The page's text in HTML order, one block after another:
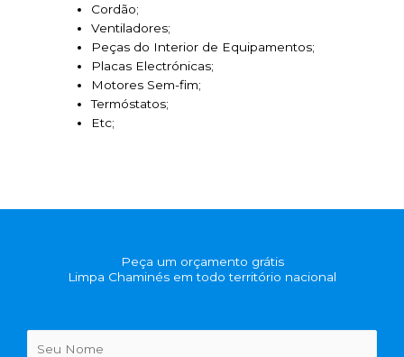
Cordão;
Ventiladores;
Peças do Interior de Equipamentos;
Placas Electrónicas;
Motores Sem-fim;
Termóstatos;
Etc;
Peça um orçamento grátis
Limpa Chaminés em todo território nacional